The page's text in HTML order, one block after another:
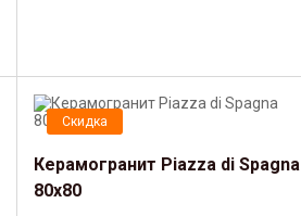
Скидка
Керамогранит Piazza di Spagna
80х80